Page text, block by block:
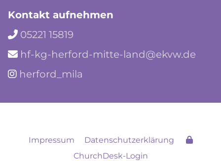
Kontakt aufnehmen
 05221 15819
 hf-kg-herford-mitte-land@ekvw.de
 herford_mila
Impressum
Datenschutzerklärung
ChurchDesk-Login